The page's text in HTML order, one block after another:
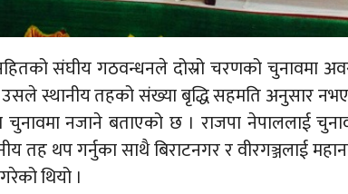
सहितको संघीय गठवन्धनले दोस्रो चरणको चुनावमा
उसले स्थानीय तहको संख्या बृद्धि सहमति अनुसार
चुनावमा नजाने बताएको छ । राजपा नेपाललाई
तह थप गर्नुका साथै बिराटनगर र वीरगञ्जलाई
थियो ।